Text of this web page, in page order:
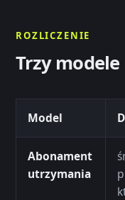
ROZLICZENIE
Trzy
Model
Abonament
utrzymania